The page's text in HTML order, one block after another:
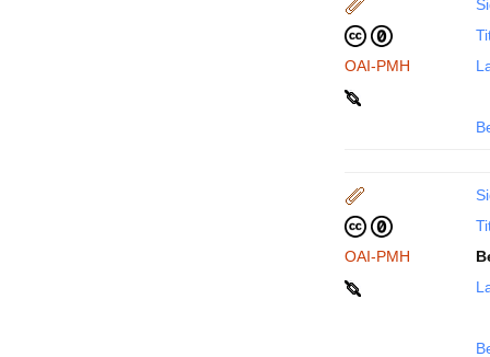
OAI-PMH
OAI-PMH